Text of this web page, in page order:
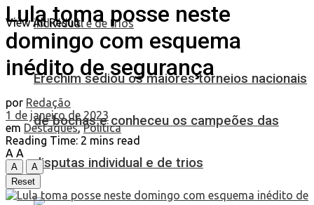
Erechim sediou os maiores torneios nacionais
de bochas e conheceu os campeões das
disputas individual e de trios
View All Result
Lula toma posse neste
domingo com esquema
inédito de segurança
por Redação
1 de janeiro de 2023
em Destaques,Política
Reading Time: 2 mins read
A A
A
A
Reset